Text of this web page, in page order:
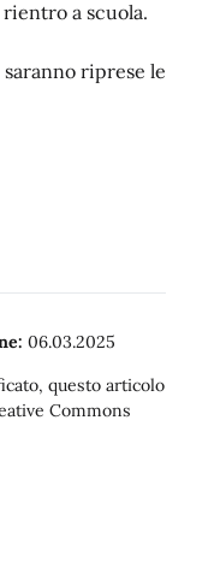
a scuola.
riprese le
06.03.2025
questo articolo
Commons